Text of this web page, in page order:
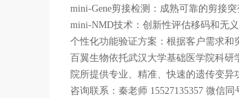
mini-Gene剪接检测：成熟可靠的剪接
mini-NMD技术：创新性评估移码和无
个性化功能验证方案：根据客户需求和
百翼生物依托武汉大学基础医学院科
院所提供专业、精准、快速的遗传变
咨询联系：秦老师 15527135357 微信同